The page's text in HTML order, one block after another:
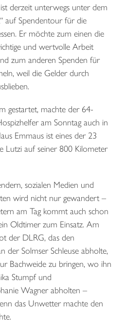
derzeit unterwegs unter dem
auf Spendentour für die
Er möchte zum einen die
und wertvolle Arbeit
zum anderen Spenden für
weil die Gelder durch
gestartet, machte der 64-
am Sonntag auch in
Emmaus ist eines der 23
Lutzi auf seiner 800 Kilometer
sozialen Medien und
wird nicht nur gewandert –
am Tag kommt auch schon
Oldtimer zum Einsatz. Am
der DLRG, das den
der Solmser Schleuse abholte,
Bachweide zu bringen, wo ihn
Stumpf und
Wagner abholten –
das Unwetter machte den